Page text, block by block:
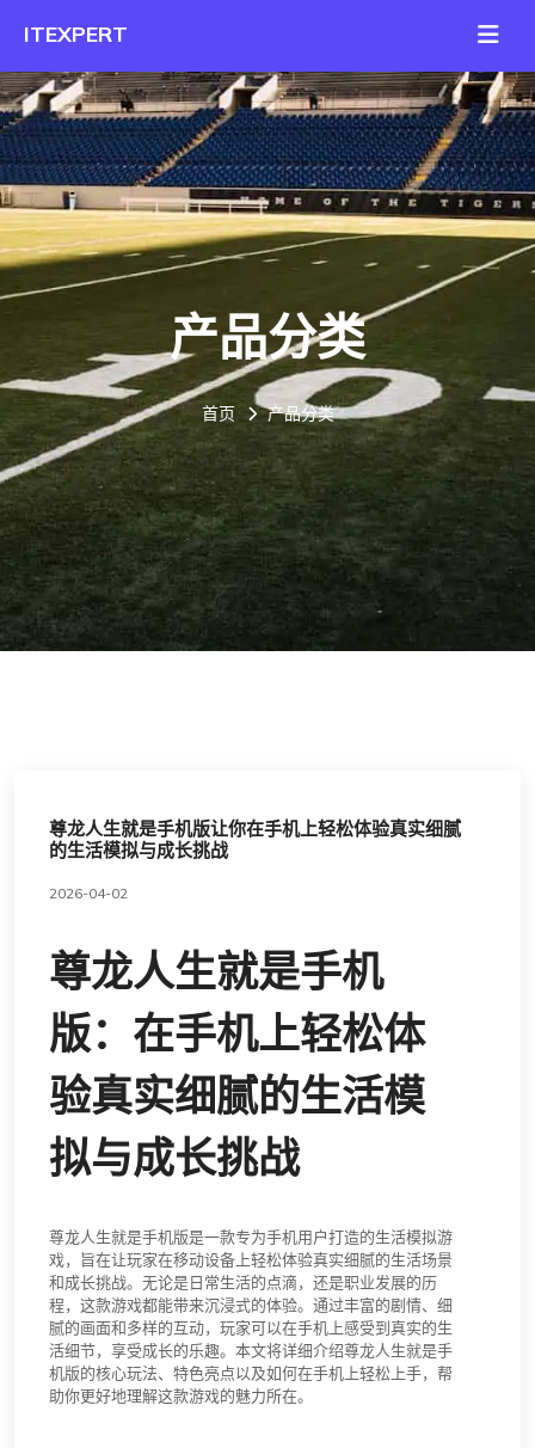
产品分类
首页 产品分类
尊龙人生就是手机版让你在手机上轻松体验真实细腻
的生活模拟与成长挑战
2026-04-02
尊龙人生就是手机
版：在手机上轻松体
验真实细腻的生活模
拟与成长挑战
尊龙人生就是手机版是一款专为手机用户打造的生活模拟游
戏，旨在让玩家在移动设备上轻松体验真实细腻的生活场景
和成长挑战。无论是日常生活的点滴，还是职业发展的历
程，这款游戏都能带来沉浸式的体验。通过丰富的剧情、细
腻的画面和多样的互动，玩家可以在手机上感受到真实的生
活细节，享受成长的乐趣。本文将详细介绍尊龙人生就是手
机版的核心玩法、特色亮点以及如何在手机上轻松上手，帮
助你更好地理解这款游戏的魅力所在。